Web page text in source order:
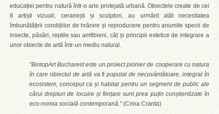
educației pentru natură într-o arie protejată urbană. Obiectele create de cei
8 artiști vizuali, ceramiști și sculptori, au urmărit atât necesitatea
îmbunătățirii condițiilor de hrănire și reproducere pentru anumite specii de
insecte, păsări, reptile sau amfibieni, cât și principii estetice de integrare a
unor obiecte de artă într-un mediu natural.
”BiotopArt Bucharest este un proiect pionier de cooperare cu natura
în care obiectul de artă va fi populat de necuvântătoare, integrat în
ecosistem, conceput ca și habitat pentru un segment de public ale
cărui drepturi de locuire și ființare sunt prea puțin conștientizate în
eco-nomia socială contemporană.“(Crina Cranta)